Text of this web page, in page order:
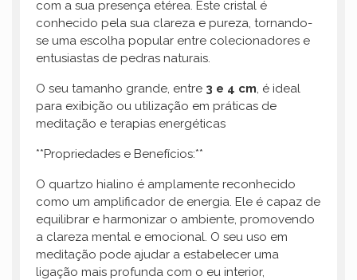
com a sua presença etérea. Este cristal é
conhecido pela sua clareza e pureza, tornando-
se uma escolha popular entre colecionadores e
entusiastas de pedras naturais.
O seu tamanho grande, entre 3 e 4 cm, é ideal
para exibição ou utilização em práticas de
meditação e terapias energéticas
**Propriedades e Benefícios:**
O quartzo hialino é amplamente reconhecido
como um amplificador de energia. Ele é capaz de
equilibrar e harmonizar o ambiente, promovendo
a clareza mental e emocional. O seu uso em
meditação pode ajudar a estabelecer uma
ligação mais profunda com o eu interior,